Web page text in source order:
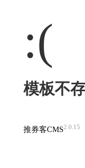
:(
模板不
推券客CMS2.0.15